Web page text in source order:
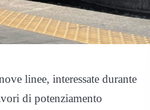
linee, interessate durante
di potenziamento